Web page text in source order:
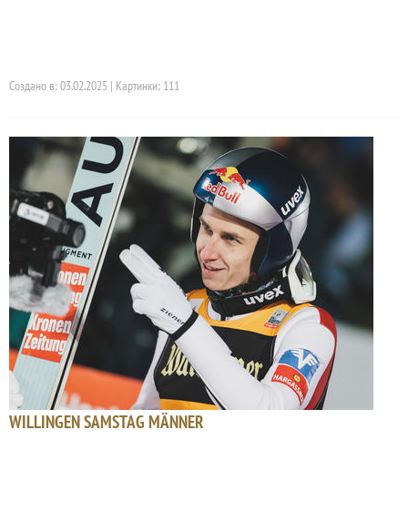
Создано в: 03.02.2025 | Картинки: 111
WILLINGEN SAMSTAG MÄNNER